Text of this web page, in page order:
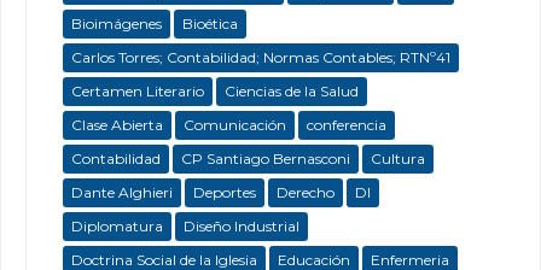
Bioimágenes
Bioética
Carlos Torres; Contabilidad; Normas Contables; RTNº41
Certamen Literario
Ciencias de la Salud
Clase Abierta
Comunicación
conferencia
Contabilidad
CP Santiago Bernasconi
Cultura
Dante Alghieri
Deportes Derecho
DI
Diplomatura
Diseño Industrial
Doctrina Social de la Iglesia
Educación
Enfermeria